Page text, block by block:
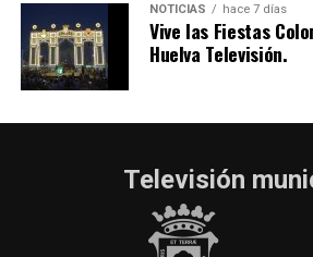
NOTICIAS hace 7 días
Vive las Fiestas
Huelva Televisión.
Televisión